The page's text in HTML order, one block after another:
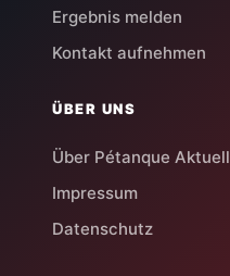
Ergebnis melden
Kontakt aufnehmen
ÜBER UNS
Über Pétanque Aktuell
Impressum
Datenschutz